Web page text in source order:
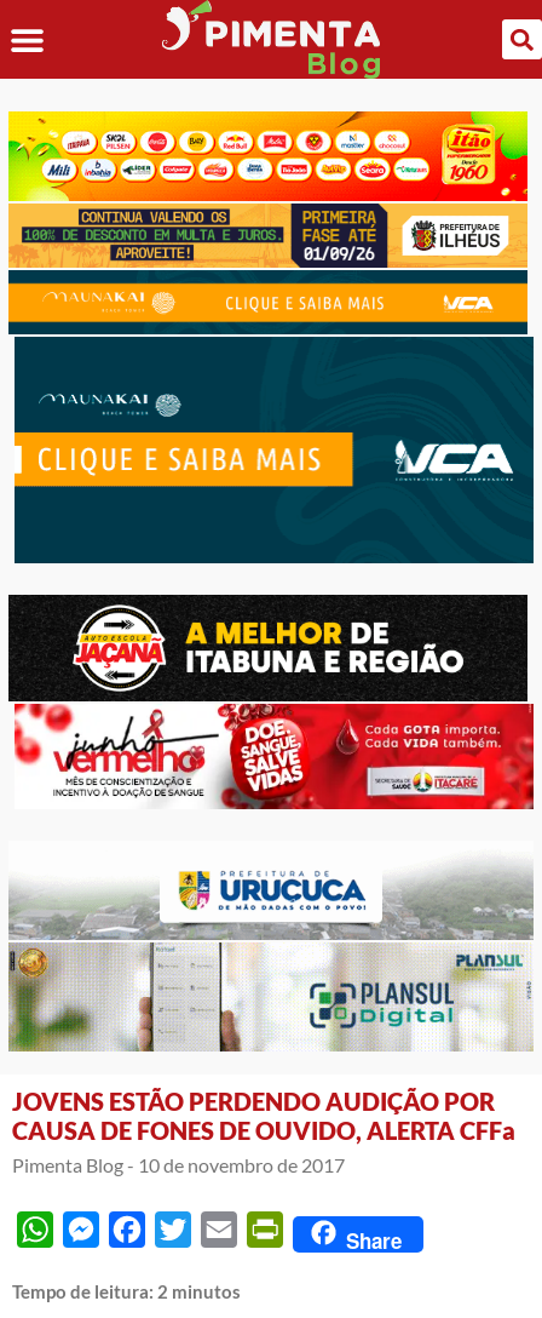
JOVENS ESTÃO PERDENDO AUDIÇÃO POR
CAUSA DE FONES DE OUVIDO, ALERTA CFFa
Pimenta Blog - 10 de novembro de 2017
WhatsAppMessengerFacebook
Twitter Email PrintFriendly
Share
Tempo de leitura: 2 minutos